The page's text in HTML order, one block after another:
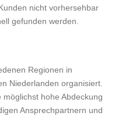
nicht vorhersehbar
gefunden werden.
Regionen in
Niederlanden organisiert.
hohe Abdeckung
Ansprechpartnern und